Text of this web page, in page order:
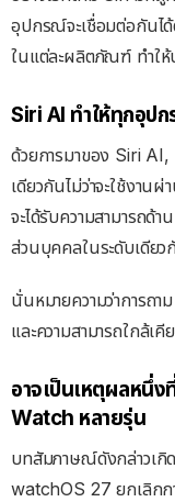
อุปกรณ์จะเชื่อมต่อกันไ
ในแต่ละผลิตภัณฑ์ ทำให้
Siri AI ทำให้ทุกอุป
ด้วยการมาของ Siri
เดียวกันไม่ว่าจะใช้งา
จะได้รับความสามารถด้
ส่วนบุคคลในระดับเดีย
นั่นหมายความว่าการถ
และความสามารถใกล้
อาจเป็นเหตุผลหนึ่
Watch หลายรุ่น
บทสัมภาษณ์ดังกล่าวเกิ
watchOS 27 ยกเลิกก